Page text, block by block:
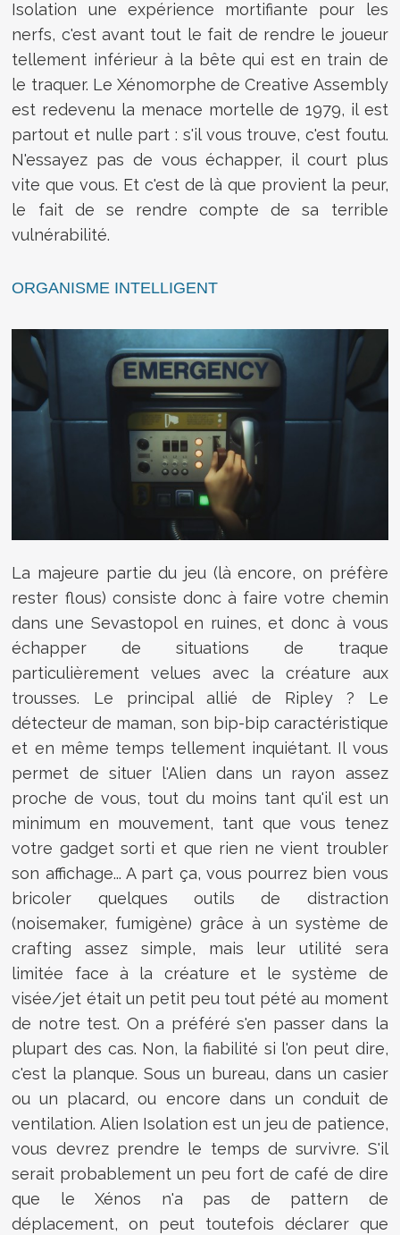
Isolation une expérience mortifiante pour les
nerfs, c'est avant tout le fait de rendre le joueur
tellement inférieur à la bête qui est en train de
le traquer. Le Xénomorphe de Creative Assembly
est redevenu la menace mortelle de 1979, il est
partout et nulle part : s'il vous trouve, c'est foutu.
N'essayez pas de vous échapper, il court plus
vite que vous. Et c'est de là que provient la peur,
le fait de se rendre compte de sa terrible
vulnérabilité.
ORGANISME INTELLIGENT
La majeure partie du jeu (là encore, on préfère
rester flous) consiste donc à faire votre chemin
dans une Sevastopol en ruines, et donc à vous
échapper de situations de traque
particulièrement velues avec la créature aux
trousses. Le principal allié de Ripley ? Le
détecteur de maman, son bip-bip caractéristique
et en même temps tellement inquiétant. Il vous
permet de situer l'Alien dans un rayon assez
proche de vous, tout du moins tant qu'il est un
minimum en mouvement, tant que vous tenez
votre gadget sorti et que rien ne vient troubler
son affichage... A part ça, vous pourrez bien vous
bricoler quelques outils de distraction
(noisemaker, fumigène) grâce à un système de
crafting assez simple, mais leur utilité sera
limitée face à la créature et le système de
visée/jet était un petit peu tout pété au moment
de notre test. On a préféré s'en passer dans la
plupart des cas. Non, la fiabilité si l'on peut dire,
c'est la planque. Sous un bureau, dans un casier
ou un placard, ou encore dans un conduit de
ventilation. Alien Isolation est un jeu de patience,
vous devrez prendre le temps de survivre. S'il
serait probablement un peu fort de café de dire
que le Xénos n'a pas de pattern de
déplacement, on peut toutefois déclarer que